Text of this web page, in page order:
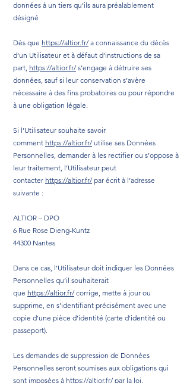
données à un tiers qu’ils aura préalablement
désigné
Dès que https://altior.fr/a connaissance du décès
d’un Utilisateur et à défaut d’instructions de sa
part, https://altior.fr/s’engage à détruire ses
données, sauf si leur conservation s’avère
nécessaire à des fins probatoires ou pour répondre
à une obligation légale.
Si l’Utilisateur souhaite savoir
comment https://altior.fr/utilise ses Données
Personnelles, demander à les rectifier ou s’oppose à
leur traitement, l’Utilisateur peut
contacter https://altior.fr/par écrit à l’adresse
suivante :
ALTIOR – DPO
6 Rue Rose Dieng-Kuntz
44300 Nantes
Dans ce cas, l’Utilisateur doit indiquer les Données
Personnelles qu’il souhaiterait
que https://altior.fr/corrige, mette à jour ou
supprime, en s’identifiant précisément avec une
copie d’une pièce d’identité (carte d’identité ou
passeport).
Les demandes de suppression de Données
Personnelles seront soumises aux obligations qui
sont imposées à https://altior.fr/par la loi,